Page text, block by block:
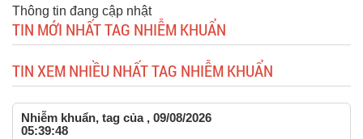
Thông tin đang cập nhật
TIN MỚI NHẤT TAG NHIỄM KHUẨN
TIN XEM NHIỀU NHẤT TAG NHIỄM KHUẨN
Nhiễm khuẩn, tag của , 09/08/2026
05:39:48